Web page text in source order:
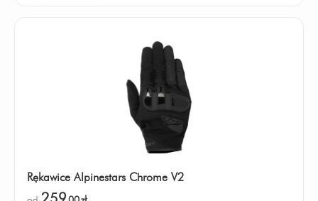
Rękawice Alpinestars Chrome V2